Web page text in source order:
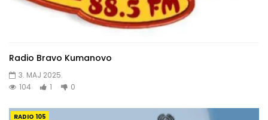
Radio Bravo Kumanovo
3. MAJ 2025.
104
1 0
RADIO 105